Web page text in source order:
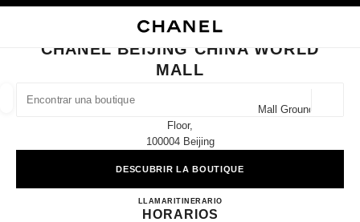
BUSCAR UNA BOUTIQUE
las sugerencias se muestran debajo de esta barra de búsqueda
CERRAR TARJETA DE BOUTIQUE CHANEL BEIJING CHINA WORLD MALL
CHANEL BEIJING CHINA WORLD
MALL
No.1 Jian Guo Men Wai Avenue China World Mall Ground
Floor,
100004 Beijing
DESCUBRIR LA BOUTIQUE
LLAMAR4009555888ITINERARIOCHANEL BEIJING CHINA
HORARIOS
resultado de los filtros por:
GAFAS RELOJERÍA Y JOYERÍA